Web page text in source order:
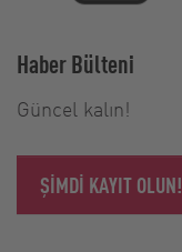
Haber Bülteni
Güncel kalın!
ŞIMDI KAYIT OLUN!